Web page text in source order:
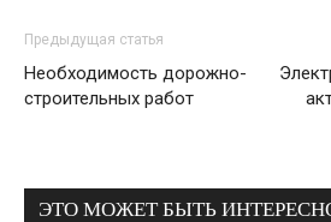
Предыдущая статья
Необходимость дорожно-
строительных работ
ЭТО МОЖЕТ БЫТЬ